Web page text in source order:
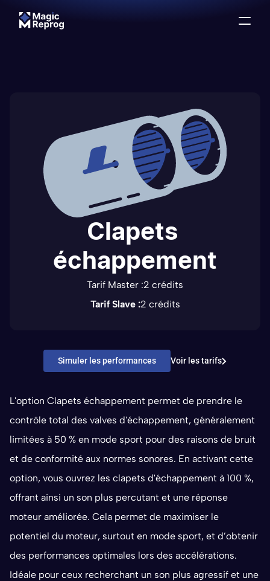
Clapets
échappement
Tarif Master :2 crédits
Tarif Slave :2 crédits
Simuler les performances Voir les tarifs
L'option Clapets échappement permet de prendre le
contrôle total des valves d'échappement, généralement
limitées à 50 % en mode sport pour des raisons de bruit
et de conformité aux normes sonores. En activant cette
option, vous ouvrez les clapets d'échappement à 100 %,
offrant ainsi un son plus percutant et une réponse
moteur améliorée. Cela permet de maximiser le
potentiel du moteur, surtout en mode sport, et d’obtenir
des performances optimales lors des accélérations.
Idéale pour ceux recherchant un son plus agressif et une